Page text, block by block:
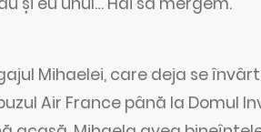
Mihaelei, care deja se
Air France până la Domul